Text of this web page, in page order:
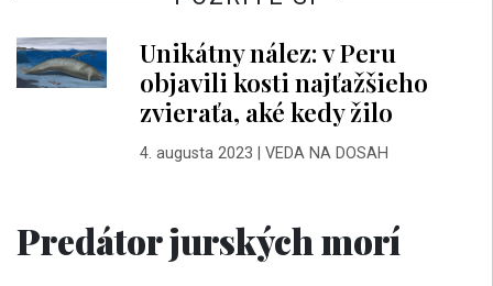
Unikátny nález: v Peru
objavili kosti najťažšieho
zvieraťa, aké kedy žilo
4. augusta 2023 VEDA NA DOSAH
Predátor jurských morí